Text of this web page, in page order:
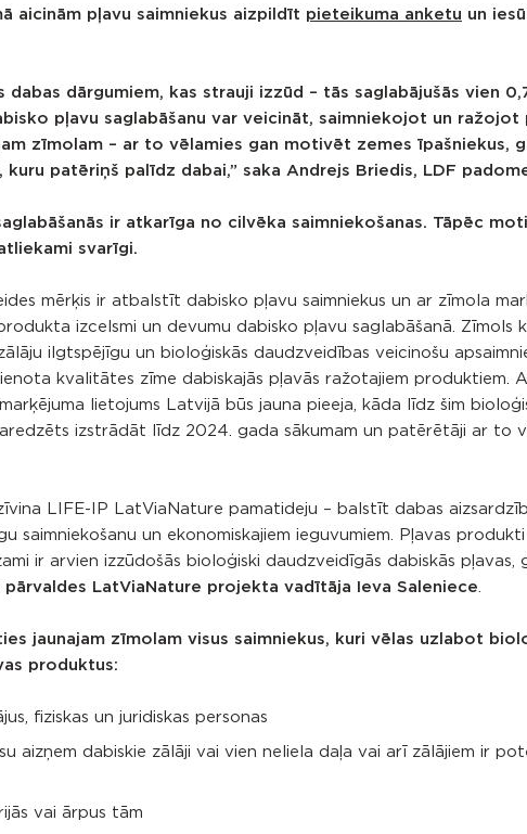
aicinām pļavu saimniekus aizpildīt pieteikuma anketu un
dabas dārgumiem, kas strauji izzūd – tās saglabājušās vien
pļavu saglabāšanu var veicināt, saimniekojot un ražojot
zīmolam – ar to vēlamies gan motivēt zemes īpašniekus,
patēriņš palīdz dabai,” saka Andrejs Briedis, LDF
ir atkarīga no cilvēka saimniekošanas. Tāpēc
svarīgi.
mērķis ir atbalstīt dabisko pļavu saimniekus un ar zīmola
izcelsmi un devumu dabisko pļavu saglabāšanā. Zīmols
ilgtspējīgu un bioloģiskās daudzveidības veicinošu
kvalitātes zīme dabiskajās pļavās ražotajiem produktiem.
lietojums Latvijā būs jauna pieeja, kāda līdz šim
izstrādāt līdz 2024. gada sākumam un patērētāji ar to
LIFE-IP LatViaNature pamatideju – balstīt dabas
saimniekošanu un ekonomiskajiem ieguvumiem. Pļavas
ir arvien izzūdošās bioloģiski daudzveidīgās dabiskās pļavas,
pārvaldes LatViaNature projekta vadītāja Ieva Saleniece.
jaunajam zīmolam visus saimniekus, kuri vēlas uzlabot
produktus:
fiziskas un juridiskas personas
aizņem dabiskie zālāji vai vien neliela daļa vai arī zālājiem ir
vai ārpus tām